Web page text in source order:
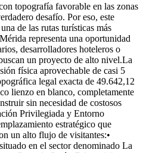
topografía favorable en las zonas
desafío. Por eso, este
de las rutas turísticas más
representa una oportunidad
desarrolladores hoteleros o
un proyecto de alto nivel.La
física aprovechable de casi 5
legal exacta de 49.642,12
lienzo en blanco, completamente
sin necesidad de costosos
Privilegiada y Entorno
estratégico que
un alto flujo de visitantes:•
en el sector denominado La